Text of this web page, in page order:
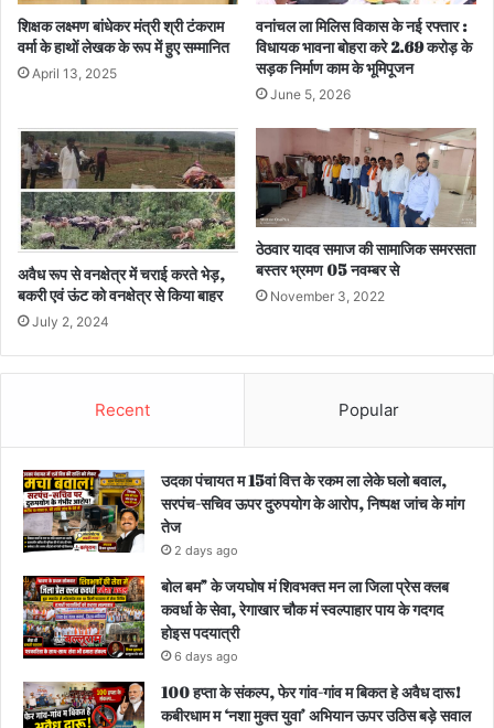
शिक्षक लक्ष्मण बांधेकर मंत्री श्री टंकराम
वर्मा के हाथों लेखक के रूप में हुए सम्मानित
April 13, 2025
वनांचल ला मिलिस विकास के नई रफ्तार :
विधायक भावना बोहरा करे 2.69 करोड़ के
सड़क निर्माण काम के भूमिपूजन
June 5, 2026
अवैध रूप से वनक्षेत्र में चराई करते भेड़,
बकरी एवं ऊंट को वनक्षेत्र से किया बाहर
July 2, 2024
ठेठवार यादव समाज की सामाजिक समरसता
बस्तर भ्रमण 05 नवम्बर से
November 3, 2022
Recent Popular
उदका पंचायत म 15वां वित्त के रकम ला लेके घलो बवाल,
सरपंच-सचिव ऊपर दुरुपयोग के आरोप, निष्पक्ष जांच के मांग
तेज
2 days ago
बोल बम” के जयघोष मं शिवभक्त मन ला जिला प्रेस क्लब
कवर्धा के सेवा, रेगाखार चौक मं स्वल्पाहार पाय के गदगद
होइस पदयात्री
6 days ago
100 हप्ता के संकल्प, फेर गांव-गांव म बिकत हे अवैध दारू!
कबीरधाम म ‘नशा मुक्त युवा’ अभियान ऊपर उठिस बड़े सवाल